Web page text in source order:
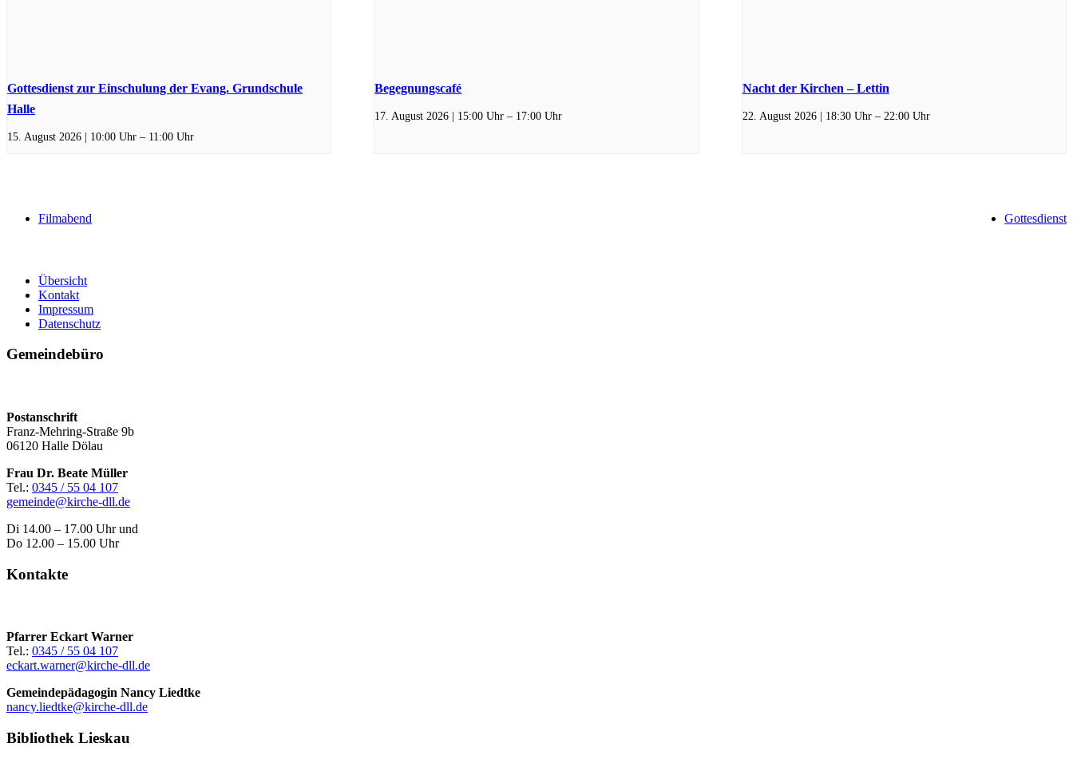
Gottesdienst zur Einschulung der Evang. Grundschule
Halle
15. August 2026 | 10:00 Uhr – 11:00 Uhr
Begegnungscafé
17. August 2026 | 15:00 Uhr – 17:00 Uhr
Nacht der Kirchen – Lettin
22. August 2026 | 18:30 Uhr – 22:00 Uhr
Filmabend Gottesdienst
Übersicht
Kontakt
Impressum
Datenschutz
Gemeindebüro
Postanschrift
Franz-Mehring-Straße 9b
06120 Halle Dölau
Frau Dr. Beate Müller
Tel.: 0345 / 55 04 107
gemeinde@kirche-dll.de
Di 14.00 – 17.00 Uhr und
Do 12.00 – 15.00 Uhr
Kontakte
Pfarrer Eckart Warner
Tel.: 0345 / 55 04 107
eckart.warner@kirche-dll.de
Gemeindepädagogin Nancy Liedtke
nancy.liedtke@kirche-dll.de
Bibliothek Lieskau